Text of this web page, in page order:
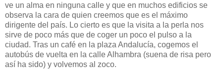
ve un alma en ninguna calle y que en muchos edificios se
observa la cara de quien creemos que es el máximo
dirigente del país. Lo cierto es que la visita a la perla nos
sirve de poco más que de coger un poco el pulso a la
ciudad. Tras un café en la plaza Andalucía, cogemos el
autobús de vuelta en la calle Alhambra (suena de risa pero
así ha sido) y volvemos al zoco.